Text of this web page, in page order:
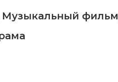
Музыкальный фильм